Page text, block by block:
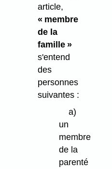
article,
« membre
de la
famille »
s'entend
des
personnes
suivantes :
a)
un
membre
de la
parenté